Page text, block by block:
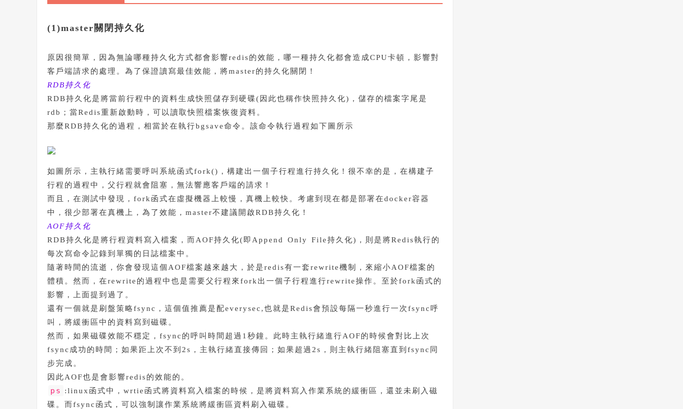
(1)master關閉持久化
原因很簡單，因為無論哪種持久化方式都會影響redis的效能，哪一種持久化都會造成CPU卡頓，影響對
客戶端請求的處理。為了保證讀寫最佳效能，將master的持久化關閉！
RDB持久化
RDB持久化是將當前行程中的資料生成快照儲存到硬碟(因此也稱作快照持久化)，儲存的檔案字尾是
rdb；當Redis重新啟動時，可以讀取快照檔案恢復資料。
那麼RDB持久化的過程，相當於在執行bgsave命令。該命令執行過程如下圖所示
如圖所示，主執行緒需要呼叫系統函式fork()，構建出一個子行程進行持久化！很不幸的是，在構建子
行程的過程中，父行程就會阻塞，無法響應客戶端的請求！
而且，在測試中發現，fork函式在虛擬機器上較慢，真機上較快。考慮到現在都是部署在docker容器
中，很少部署在真機上，為了效能，master不建議開啟RDB持久化！
AOF持久化
RDB持久化是將行程資料寫入檔案，而AOF持久化(即Append Only File持久化)，則是將Redis執行的
每次寫命令記錄到單獨的日誌檔案中。
隨著時間的流逝，你會發現這個AOF檔案越來越大，於是redis有一套rewrite機制，來縮小AOF檔案的
體積。然而，在rewrite的過程中也是需要父行程來fork出一個子行程進行rewrite操作。至於fork函式的
影響，上面提到過了。
還有一個就是刷盤策略fsync，這個值推薦是配everysec,也就是Redis會預設每隔一秒進行一次fsync呼
叫，將緩衝區中的資料寫到磁碟。
然而，如果磁碟效能不穩定，fsync的呼叫時間超過1秒鐘。此時主執行緒進行AOF的時候會對比上次
fsync成功的時間；如果距上次不到2s，主執行緒直接傳回；如果超過2s，則主執行緒阻塞直到fsync同
步完成。
因此AOF也是會影響redis的效能的。
ps
:linux函式中，wrtie函式將資料寫入檔案的時候，是將資料寫入作業系統的緩衝區，還並未刷入磁
碟。而fsync函式，可以強制讓作業系統將緩衝區資料刷入磁碟。